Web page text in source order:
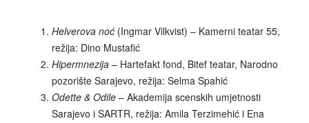
Helverova noć (Ingmar Vilkvist) – Kamerni teatar 55,
režija: Dino Mustafić
Hipermnezija – Hartefakt fond, Bitef teatar, Narodno
pozorište Sarajevo, režija: Selma Spahić
Odette & Odile – Akademija scenskih umjetnosti
Sarajevo i SARTR, režija: Amila Terzimehić i Ena